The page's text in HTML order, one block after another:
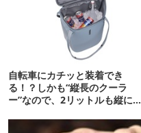
自転車にカチッと装着でき
る！？しかも“縦長のクーラ
ー”なので、2リットルも縦に入